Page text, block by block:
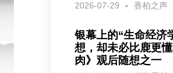
2026-07-29 香柏之声
银幕上的“生命经济
想，却未必比鹿更
肉》观后随想之一